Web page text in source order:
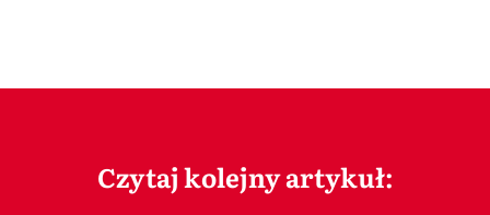
Czytaj kolejny artykuł: